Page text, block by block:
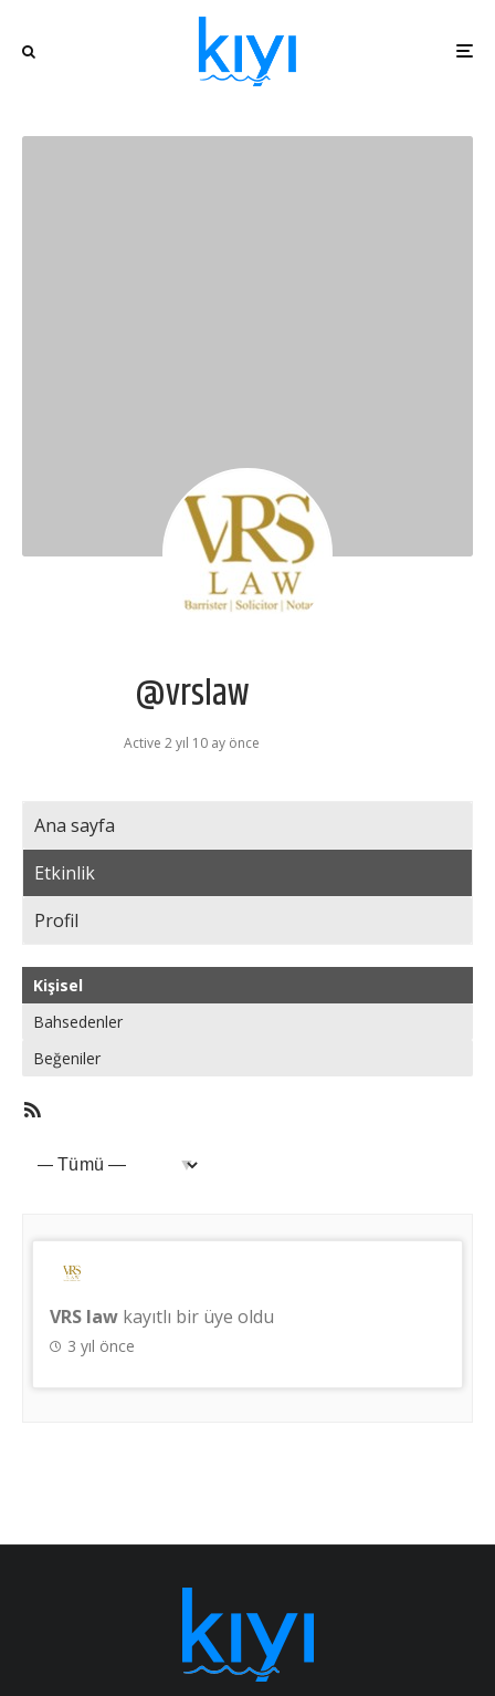
@vrslaw
Active 2 yıl 10 ay önce
Ana sayfa
Etkinlik
Profil
Kişisel
Bahsedenler
Beğeniler
etkinlikleri
VRS law kayıtlı bir üye oldu
3 yıl önce